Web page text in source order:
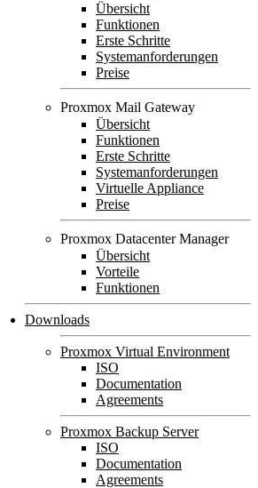
Übersicht
Funktionen
Erste Schritte
Systemanforderungen
Preise
Proxmox Mail Gateway
Übersicht
Funktionen
Erste Schritte
Systemanforderungen
Virtuelle Appliance
Preise
Proxmox Datacenter Manager
Übersicht
Vorteile
Funktionen
Downloads
Proxmox Virtual Environment
ISO
Documentation
Agreements
Proxmox Backup Server
ISO
Documentation
Agreements